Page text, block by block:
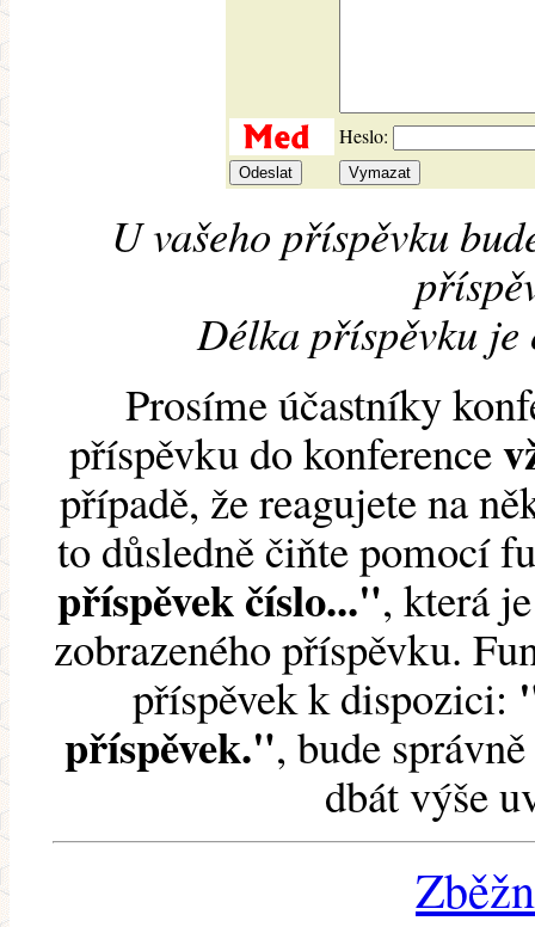
Heslo:
U vašeho příspěvku
Délka příspěvku je
Prosíme účastníky
příspěvku do konference
případě, že reagujete na
to důsledně čiňte pomocí
příspěvek číslo...", která
zobrazeného příspěvku.
příspěvek k dispozici:
příspěvek.", bude
dbát výše